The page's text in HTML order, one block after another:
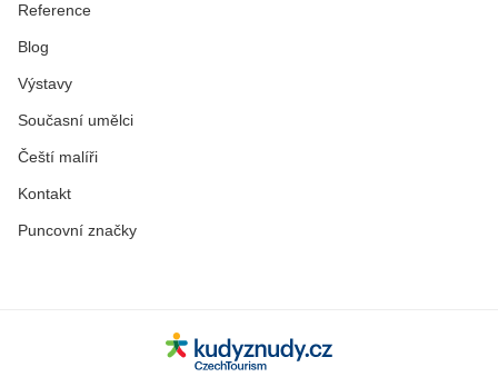
Reference
Blog
Výstavy
Současní umělci
Čeští malíři
Kontakt
Puncovní značky